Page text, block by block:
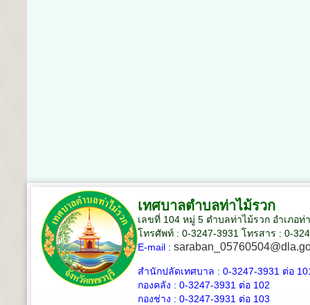
เทศบาลตำบลท่าไม้รวก
เลขที่ 104 หมู่ 5 ตำบลท่าไม้รวก อำเภอท่
โทรศัพท์ : 0-3247-3931 โทรสาร : 0-
E-mail :
สำนักปลัดเทศบาล : 0-3247-3931 ต่อ
กองคลัง : 0-3247-3931 ต่อ 102
กองช่าง : 0-3247-3931 ต่อ 103